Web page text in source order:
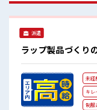
ロッカー完
自販機あり
派遣
ラップ製品づくり
未経
キレ
制服